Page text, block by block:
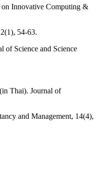
on Innovative Computing &
54-63.
of Science and Science
Thai). Journal of
and Management, 14(4),